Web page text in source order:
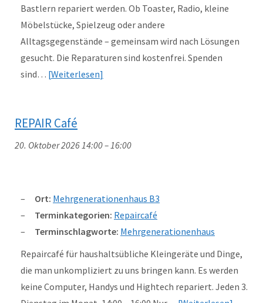
Bastlern repariert werden. Ob Toaster, Radio, kleine
Möbelstücke, Spielzeug oder andere
Alltagsgegenstände – gemeinsam wird nach Lösungen
gesucht. Die Reparaturen sind kostenfrei. Spenden
sind… Weiterlesen
REPAIR Café
20. Oktober 2026 14:00–16:00
Ort: Mehrgenerationenhaus B3
Terminkategorien: Repaircafé
Terminschlagworte: Mehrgenerationenhaus
Repaircafé für haushaltsübliche Kleingeräte und Dinge,
die man unkompliziert zu uns bringen kann. Es werden
keine Computer, Handys und Hightech repariert. Jeden 3.